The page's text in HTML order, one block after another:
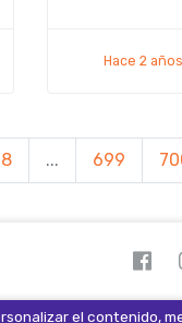
Hace 2 años
8 ... 699
reservados
el contenido,